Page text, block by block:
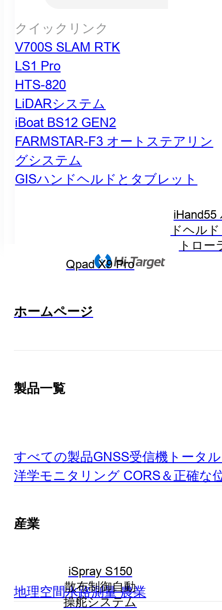
Qpad X9 Pro
iHand55
ドヘル
トロー
iSpray S150
散布制御自動
操舵システム
クイックリンク
V700S SLAM RTK
LS1 Pro
HTS-820
LiDARシステム
iBoat BS12 GEN2
FARMSTAR-F3 オートステアリン
グシステム
GISハンドヘルドとタブレット
ホームページ
製品一覧
すべての製品GNSS受信機 トータ
洋学モニタリング CORS＆正確な
産業
地理空間水路測量農業